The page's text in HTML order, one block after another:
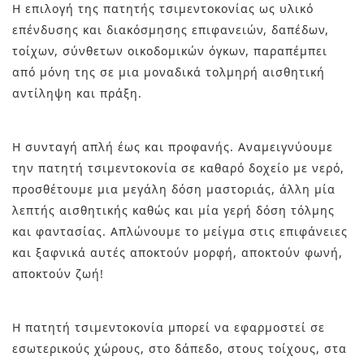
Η επιλογή της πατητής τσιμεντοκονίας ως υλικό
επένδυσης και διακόσμησης επιφανειών, δαπέδων,
τοίχων, σύνθετων οικοδομικών όγκων, παραπέμπει
από μόνη της σε μια μοναδικά τολμηρή αισθητική
αντίληψη και πράξη.
Η συνταγή απλή έως και προφανής. Αναμειγνύουμε
την πατητή τσιμεντοκονία σε καθαρό δοχείο με νερό,
προσθέτουμε μια μεγάλη δόση μαστοριάς, άλλη μία
λεπτής αισθητικής καθώς και μία γερή δόση τόλμης
και φαντασίας. Απλώνουμε το μείγμα στις επιφάνειες
και ξαφνικά αυτές αποκτούν μορφή, αποκτούν φωνή,
αποκτούν ζωή!
Η πατητή τσιμεντοκονία μπορεί να εφαρμοστεί σε
εσωτερικούς χώρους, στο δάπεδο, στους τοίχους, στα